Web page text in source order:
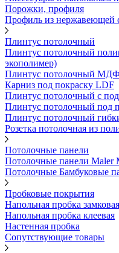
Порожки, профиля
Профиль из нержавеющей
Плинтус потолочный
Плинтус потолочный
экополимер)
Плинтус потолочный МДФ
Карниз под покраску LDF
Плинтус потолочный с
Плинтус потолочный под
Плинтус потолочный
Розетка потолочная из
Потолочные панели
Потолочные панели Maler
Потолочные Бамбуковые
Пробковые покрытия
Напольная пробка замковая
Напольная пробка клеевая
Настенная пробка
Сопутствующие товары